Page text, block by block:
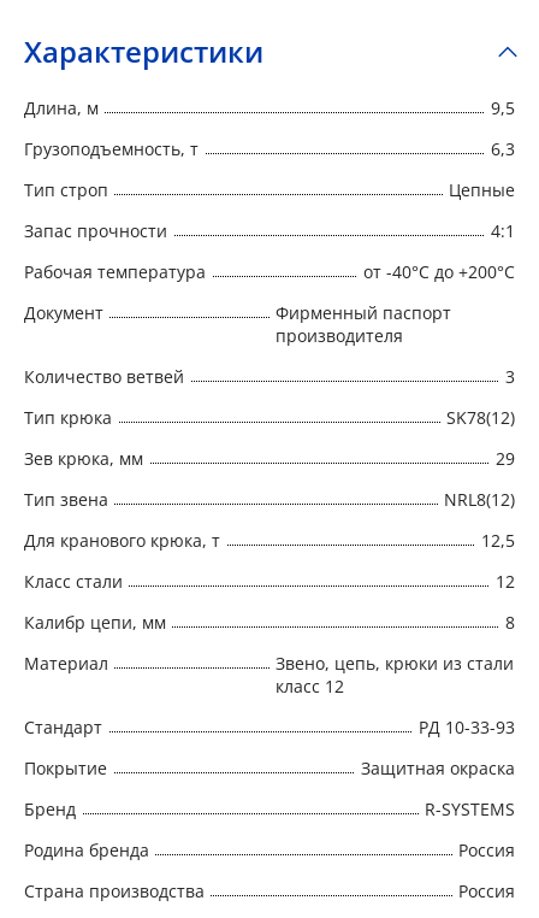
Характеристики
Длина, м
9,5
Грузоподъемность, т
6,3
Тип строп
Цепные
Запас прочности
4:1
Рабочая температура
от -40°C до +200°C
Документ
Фирменный паспорт
производителя
Количество ветвей
3
Тип крюка
SK78(12)
Зев крюка, мм
29
Тип звена
NRL8(12)
Для кранового крюка, т
12,5
Класс стали
12
Калибр цепи, мм
8
Материал
Звено, цепь, крюки из стали
класс 12
Стандарт
РД 10-33-93
Покрытие
Защитная окраска
Бренд
R-SYSTEMS
Родина бренда
Россия
Страна производства
Россия